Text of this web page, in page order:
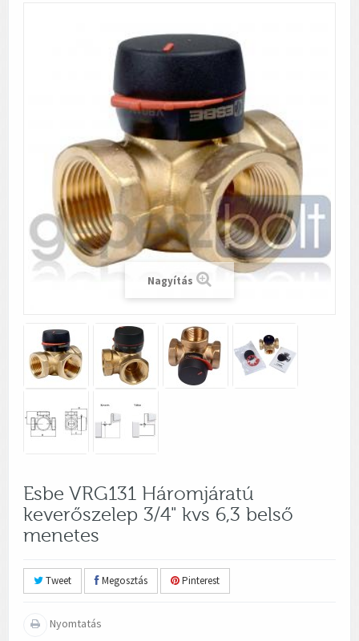
Nagyítás
Esbe VRG131 Háromjáratú
keverőszelep 3/4" kvs 6,3 belső
menetes
Tweet Megosztás Pinterest
Nyomtatás